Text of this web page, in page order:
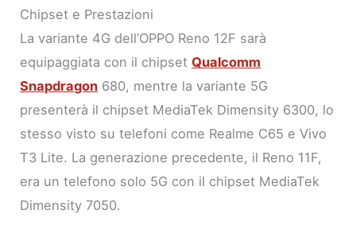
Chipset e Prestazioni
La variante 4G dell’OPPO Reno 12F sarà
equipaggiata con il chipsetQualcomm
Snapdragon 680, mentre la variante 5G
presenterà il chipset MediaTek Dimensity 6300, lo
stesso visto su telefoni come Realme C65 e Vivo
T3 Lite. La generazione precedente, il Reno 11F,
era un telefono solo 5G con il chipset MediaTek
Dimensity 7050.